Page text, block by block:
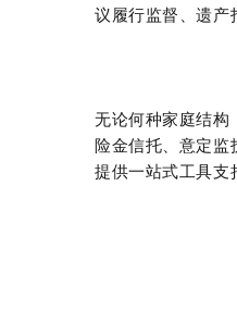
议履行监督、遗产
无论何种家庭结构
险金信托、意定监
提供一站式工具支